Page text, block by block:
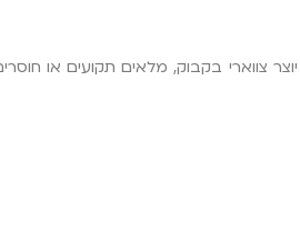
צווארי בקבוק, מלאים תקועים או